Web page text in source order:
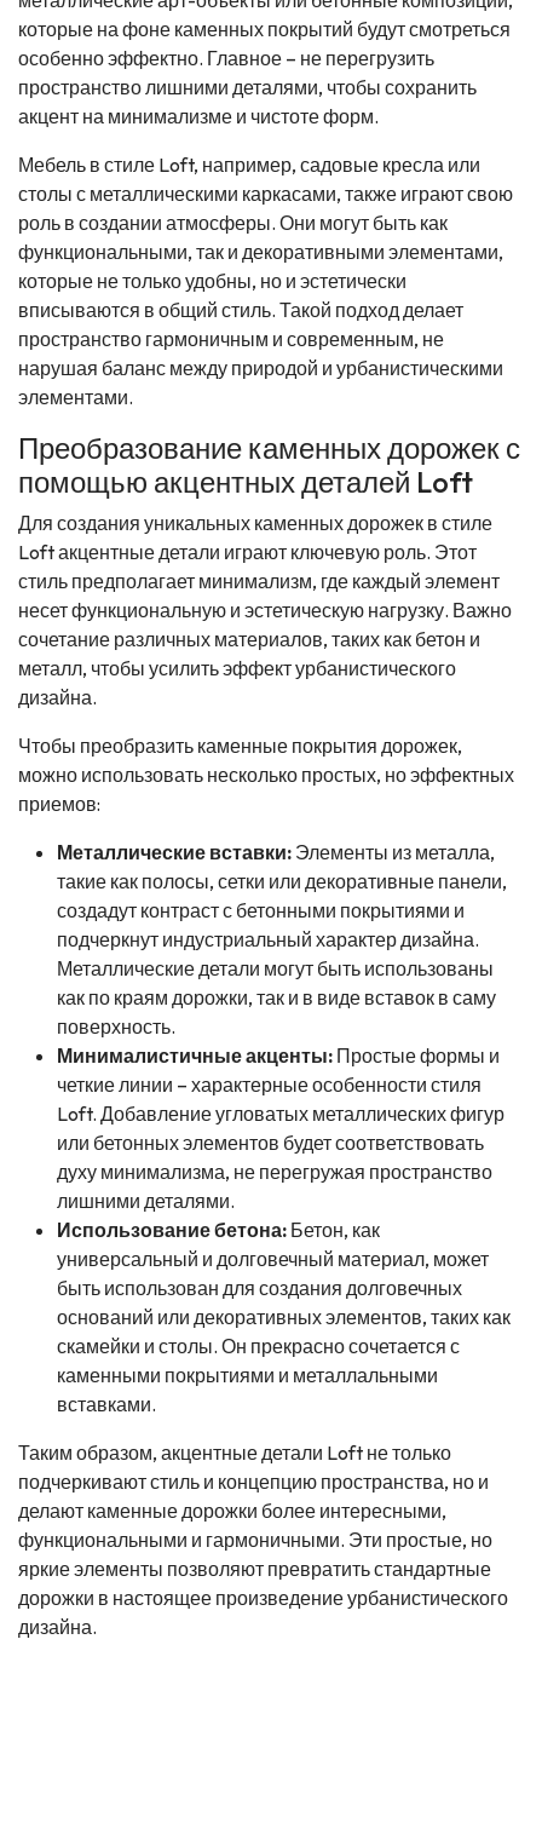
которые на фоне каменных покрытий будут смотреться
особенно эффектно. Главное – не перегрузить
пространство лишними деталями, чтобы сохранить
акцент на минимализме и чистоте форм.
Мебель в стиле Loft, например, садовые кресла или
столы с металлическими каркасами, также играют свою
роль в создании атмосферы. Они могут быть как
функциональными, так и декоративными элементами,
которые не только удобны, но и эстетически
вписываются в общий стиль. Такой подход делает
пространство гармоничным и современным, не
нарушая баланс между природой и урбанистическими
элементами.
Преобразование каменных дорожек с
помощью акцентных деталей Loft
Для создания уникальных каменных дорожек в стиле
Loft акцентные детали играют ключевую роль. Этот
стиль предполагает минимализм, где каждый элемент
несет функциональную и эстетическую нагрузку. Важно
сочетание различных материалов, таких как бетон и
металл, чтобы усилить эффект урбанистического
дизайна.
Чтобы преобразить каменные покрытия дорожек,
можно использовать несколько простых, но эффектных
приемов:
Металлические вставки: Элементы из металла,
такие как полосы, сетки или декоративные панели,
создадут контраст с бетонными покрытиями и
подчеркнут индустриальный характер дизайна.
Металлические детали могут быть использованы
как по краям дорожки, так и в виде вставок в саму
поверхность.
Минималистичные акценты: Простые формы и
четкие линии – характерные особенности стиля
Loft. Добавление угловатых металлических фигур
или бетонных элементов будет соответствовать
духу минимализма, не перегружая пространство
лишними деталями.
Использование бетона: Бетон, как
универсальный и долговечный материал, может
быть использован для создания долговечных
оснований или декоративных элементов, таких как
скамейки и столы. Он прекрасно сочетается с
каменными покрытиями и металлальными
вставками.
Таким образом, акцентные детали Loft не только
подчеркивают стиль и концепцию пространства, но и
делают каменные дорожки более интересными,
функциональными и гармоничными. Эти простые, но
яркие элементы позволяют превратить стандартные
дорожки в настоящее произведение урбанистического
дизайна.